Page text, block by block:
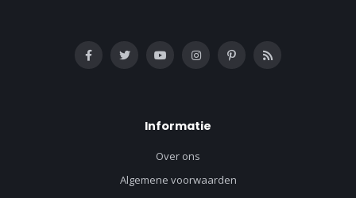
Informatie
Over ons
Algemene voorwaarden